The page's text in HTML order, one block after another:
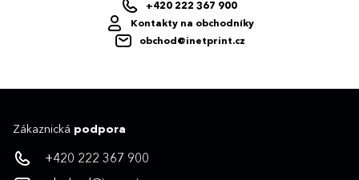
+420 222 367 900
Kontakty na obchodníky
obchod@inetprint.cz
Zákaznická podpora
+420 222 367 900